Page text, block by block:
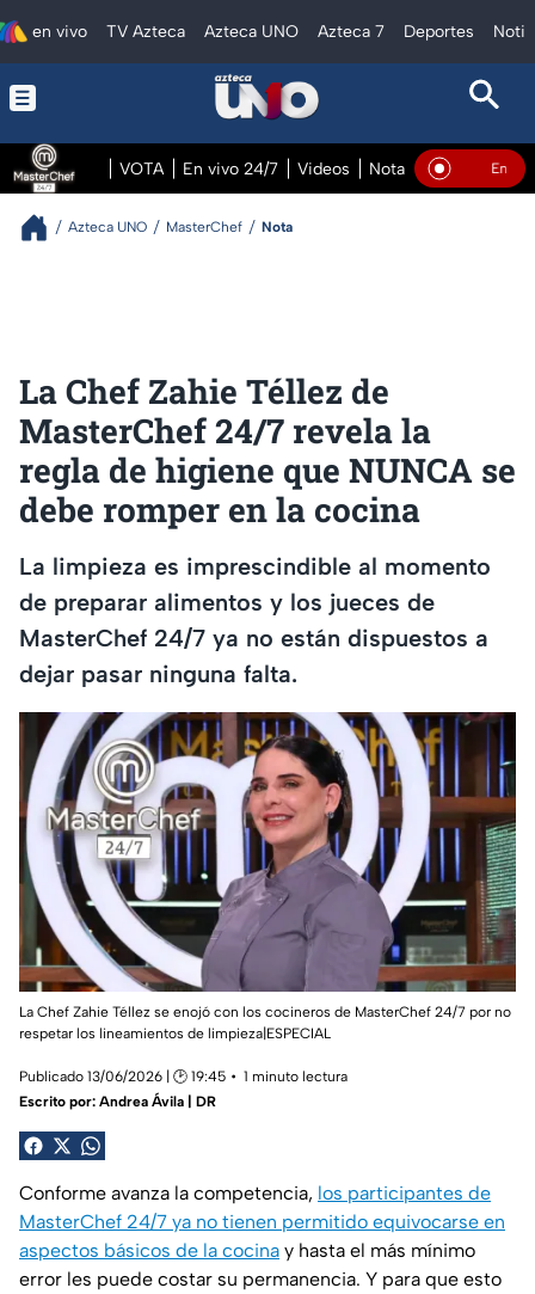
en vivo TV Azteca Azteca UNO Azteca 7 Deportes
VOTA En vivo 24/7 Videos Notas En vivoEn Vivo
Azteca UNO MasterChef Nota
La Chef Zahie Téllez de
MasterChef 24/7 revela la
regla de higiene que NUNCA se
debe romper en la cocina
La limpieza es imprescindible al momento
de preparar alimentos y los jueces de
MasterChef 24/7 ya no están dispuestos a
dejar pasar ninguna falta.
La Chef Zahie Téllez se enojó con los cocineros de MasterChef 24/7 por no
respetar los lineamientos de limpieza|ESPECIAL
Publicado 13/06/2026 | 🕑 19:45
1 minuto lectura
Escrito por: Andrea Ávila | DR
Conforme avanza la competencia, los participantes de
MasterChef 24/7 ya no tienen permitido equivocarse en
aspectos básicos de la cocina y hasta el más mínimo
error les puede costar su permanencia. Y para que esto